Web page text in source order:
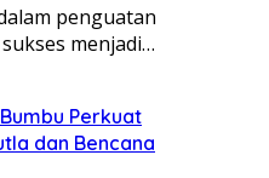
penguatan
menjadi…
Perkuat
dan Bencana